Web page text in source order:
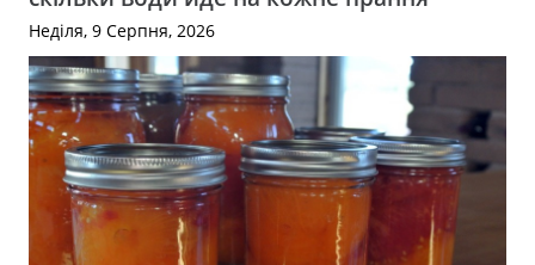
Неділя, 9 Серпня, 2026